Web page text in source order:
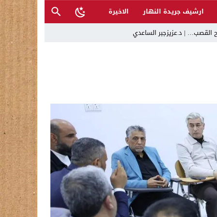
ارشيف جريدة النهار
الاخيرة
القصب… | د.عزيزجبر الساعدي
أخطاء الإدارة والفساد
وتدعو إلى تحري الدقة